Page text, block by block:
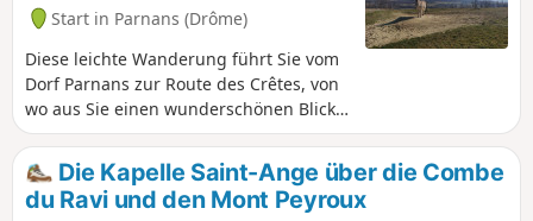
Start in Parnans (Drôme)
Diese leichte Wanderung führt Sie vom
Dorf Parnans zur Route des Crêtes, von
wo aus Sie einen wunderschönen Blick
auf das Royans, den Vercors und seine
Bergkette bis zum Veymont, das Isère-
Tal sowie nach Westen in Richtung
Rhône-Tal und Ardèche haben.
Die Kapelle Saint-Ange über die Combe
du Ravi und den Mont Peyroux